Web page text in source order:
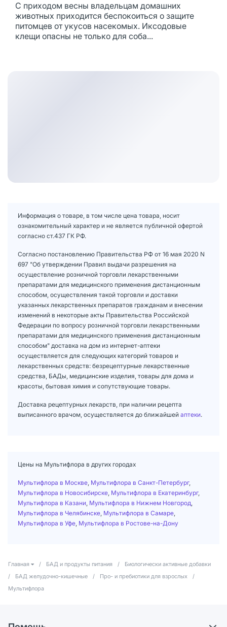
С приходом весны владельцам домашних
животных приходится беспокоиться о защите
питомцев от укусов насекомых. Иксодовые
клещи опасны не только для соба...
Информация о товаре, в том числе цена товара, носит
ознакомительный характер и не является публичной офертой
согласно ст.437 ГК РФ.
Согласно постановлению Правительства РФ от 16 мая 2020 N
697 "Об утверждении Правил выдачи разрешения на
осуществление розничной торговли лекарственными
препаратами для медицинского применения дистанционным
способом, осуществления такой торговли и доставки
указанных лекарственных препаратов гражданам и внесении
изменений в некоторые акты Правительства Российской
Федерации по вопросу розничной торговли лекарственными
препаратами для медицинского применения дистанционным
способом" доставка на дом из интернет-аптеки
осуществляется для следующих категорий товаров и
лекарственных средств: безрецептурные лекарственные
средства, БАДы, медицинские изделия, товары для дома и
красоты, бытовая химия и сопутствующие товары.
Доставка рецептурных лекарств, при наличии рецепта
выписанного врачом, осуществляется до ближайшей аптеки.
Цены на Мультифлора в других городах
Мультифлора в Москве Мультифлора в Санкт-Петербург,
Мультифлора в Новосибирске Мультифлора в Екатеринбург,
Мультифлора в Казани Мультифлора в Нижнем Новгород
Мультифлора в Челябинске Мультифлора в Самаре
Мультифлора в Уфе Мультифлора в Ростове-на-Дону
Главная / БАД и продукты питания /
Биологически активные добавки
/
БАД желудочно-кишечные / Про- и пребиотики для взрослых
/
Мультифлора